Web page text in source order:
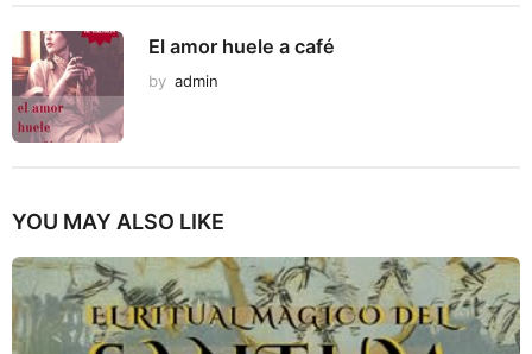
El amor huele a café
by admin
YOU MAY ALSO LIKE